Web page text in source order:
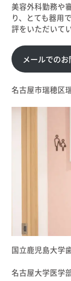
美容外科勤務や
り、とても器用
評をいただいてい
メールでの
名古屋市瑞穂区
国立鹿児島大
名古屋大学医学